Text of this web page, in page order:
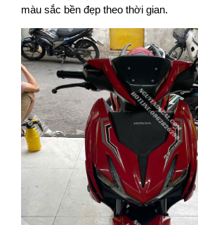
màu sắc bền đẹp theo thời gian.